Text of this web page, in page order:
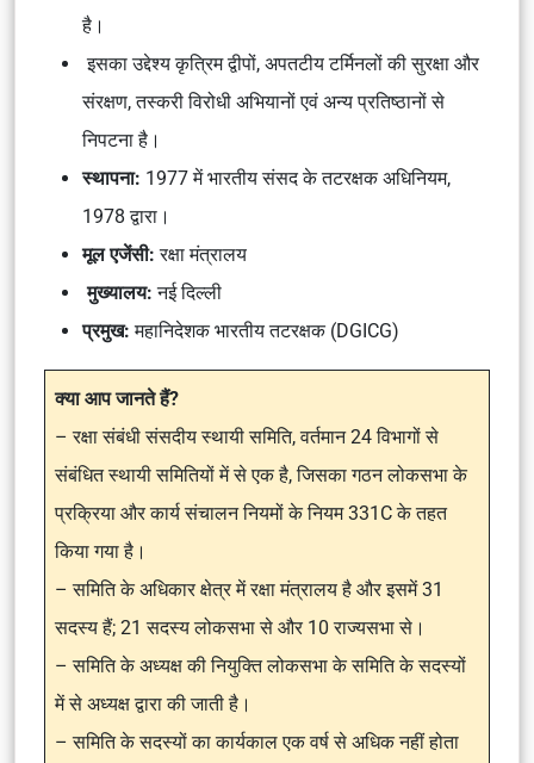
है।
इसका उद्देश्य कृत्रिम द्वीपों, अपतटीय टर्मिनलों की सुरक्षा और
संरक्षण, तस्करी विरोधी अभियानों एवं अन्य प्रतिष्ठानों से
निपटना है।
स्थापना: 1977 में भारतीय संसद के तटरक्षक अधिनियम,
1978 द्वारा।
मूल एजेंसी: रक्षा मंत्रालय
मुख्यालय:नई दिल्ली
प्रमुख:महानिदेशक भारतीय तटरक्षक (DGICG)
क्या आप जानते हैं?
– रक्षा संबंधी संसदीय स्थायी समिति, वर्तमान 24 विभागों से
संबंधित स्थायी समितियों में से एक है, जिसका गठन लोकसभा के
प्रक्रिया और कार्य संचालन नियमों के नियम 331C के तहत
किया गया है।
– समिति के अधिकार क्षेत्र में रक्षा मंत्रालय है और इसमें 31
सदस्य हैं; 21 सदस्य लोकसभा से और 10 राज्यसभा से।
– समिति के अध्यक्ष की नियुक्ति लोकसभा के समिति के सदस्यों
में से अध्यक्ष द्वारा की जाती है।
– समिति के सदस्यों का कार्यकाल एक वर्ष से अधिक नहीं होता